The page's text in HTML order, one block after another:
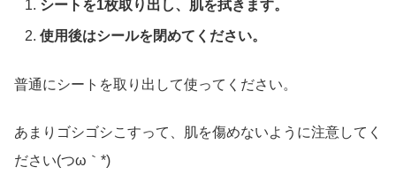
シートを1枚取り出し、肌を拭きます。
使用後はシールを閉めてください。
普通にシートを取り出して使ってください。
あまりゴシゴシこすって、肌を傷めないように注意してく
ださい(つω｀*)